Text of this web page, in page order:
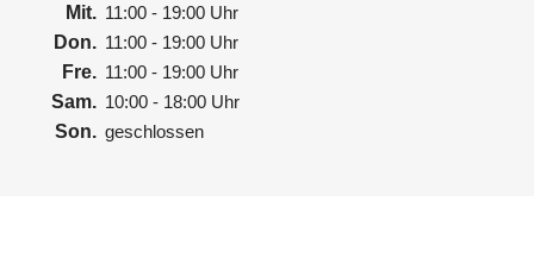
Mit. 11:00 - 19:00 Uhr
Don. 11:00 - 19:00 Uhr
Fre. 11:00 - 19:00 Uhr
Sam. 10:00 - 18:00 Uhr
Son. geschlossen